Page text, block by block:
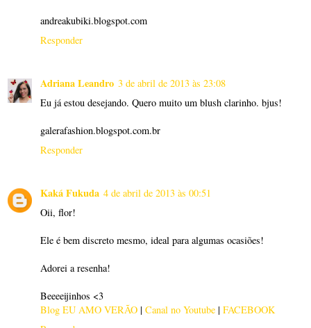
andreakubiki.blogspot.com
Responder
Adriana Leandro 3 de abril de 2013 às 23:08
Eu já estou desejando. Quero muito um blush clarinho. bjus!
galerafashion.blogspot.com.br
Responder
Kaká Fukuda 4 de abril de 2013 às 00:51
Oii, flor!
Ele é bem discreto mesmo, ideal para algumas ocasiões!
Adorei a resenha!
Beeeeijinhos <3
Blog EU AMO VERÃO | Canal no Youtube | FACEBOOK